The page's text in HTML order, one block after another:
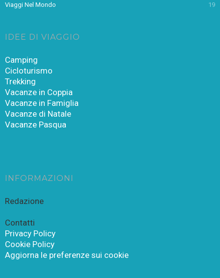
Viaggi Nel Mondo 19
IDEE DI VIAGGIO
Camping
Cicloturismo
Trekking
Vacanze in Coppia
Vacanze in Famiglia
Vacanze di Natale
Vacanze Pasqua
INFORMAZIONI
Redazione
Contatti
Privacy Policy
Cookie Policy
Aggiorna le preferenze sui cookie